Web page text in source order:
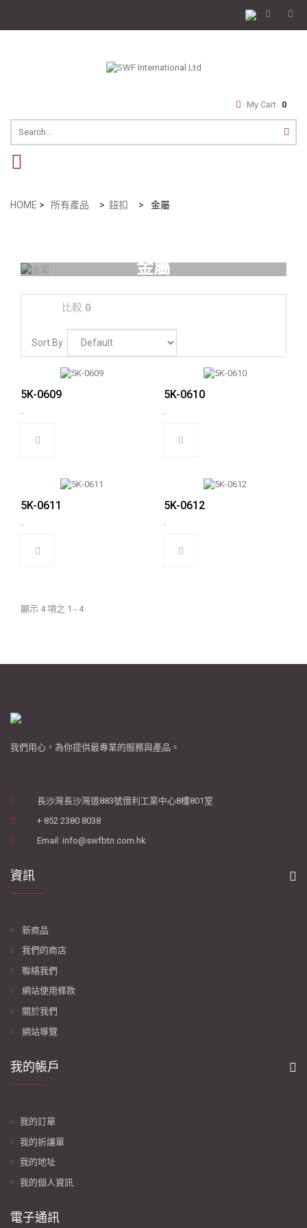
My Cart 0
HOME > 所有產品 > 鈕扣 > 金屬
金屬
比較 0
Sort By
5K-0609
-
5K-0610
-
5K-0611
-
5K-0612
-
顯示 4 項之 1 - 4
我們用心，為你提供最專業的服務與產品。
長沙灣長沙灣道883號億利工業中心8樓801室
+ 852 2380 8038
Email: info@swfbtn.com.hk
資訊
新商品
我們的商店
聯絡我們
網站使用條款
關於我們
網站導覽
我的帳戶
我的訂單
我的折讓單
我的地址
我的個人資訊
電子通訊